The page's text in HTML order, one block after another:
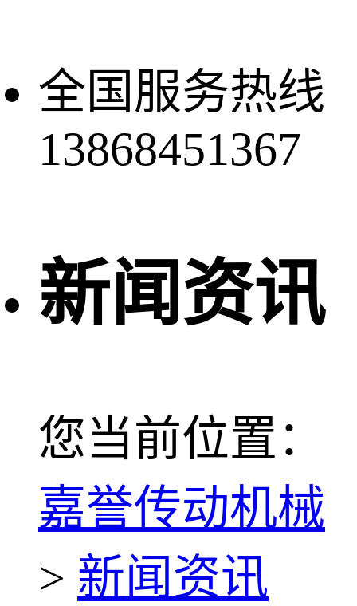
全国服务热线
13868451367
新闻资讯
您当前位置：
嘉誉传动机械
> 新闻资讯